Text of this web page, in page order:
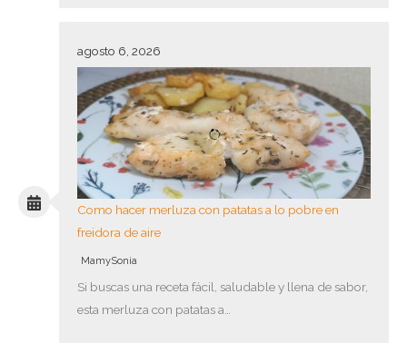
agosto 6, 2026
Como hacer merluza con patatas a lo pobre en
freidora de aire
MamySonia
Si buscas una receta fácil, saludable y llena de sabor,
esta merluza con patatas a…